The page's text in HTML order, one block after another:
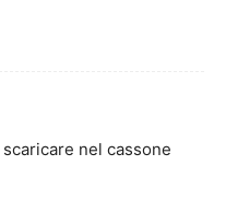
nel cassone